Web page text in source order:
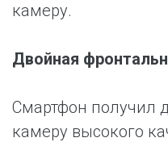
камеру.
Двойная
Смартфон получил
камеру высокого